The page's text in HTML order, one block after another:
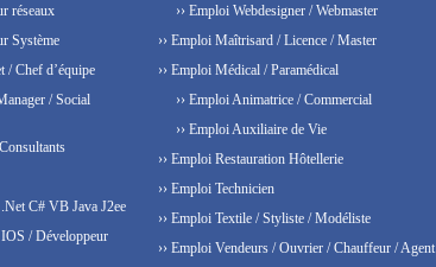
réseaux
Système
/ Chef d’équipe
/ Social
C# VB Java J2ee
/ Développeur
›› Emploi Webdesigner / Webmaster
›› Emploi Maîtrisard / Licence / Master
›› Emploi Médical / Paramédical
›› Emploi Animatrice / Commercial
›› Emploi Auxiliaire de Vie
›› Emploi Restauration Hôtellerie
›› Emploi Technicien
›› Emploi Textile / Styliste / Modéliste
›› Emploi Vendeurs / Ouvrier / Chauffeur / Agent